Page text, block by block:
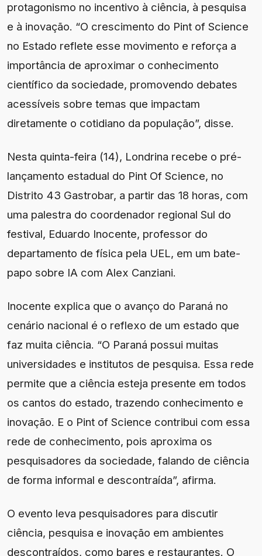
protagonismo no incentivo à ciência, à pesquisa
e à inovação. “O crescimento do Pint of Science
no Estado reflete esse movimento e reforça a
importância de aproximar o conhecimento
científico da sociedade, promovendo debates
acessíveis sobre temas que impactam
diretamente o cotidiano da população”, disse.
Nesta quinta-feira (14), Londrina recebe o pré-
lançamento estadual do Pint Of Science, no
Distrito 43 Gastrobar, a partir das 18 horas, com
uma palestra do coordenador regional Sul do
festival, Eduardo Inocente, professor do
departamento de física pela UEL, em um bate-
papo sobre IA com Alex Canziani.
Inocente explica que o avanço do Paraná no
cenário nacional é o reflexo de um estado que
faz muita ciência. “O Paraná possui muitas
universidades e institutos de pesquisa. Essa rede
permite que a ciência esteja presente em todos
os cantos do estado, trazendo conhecimento e
inovação. E o Pint of Science contribui com essa
rede de conhecimento, pois aproxima os
pesquisadores da sociedade, falando de ciência
de forma informal e descontraída”, afirma.
O evento leva pesquisadores para discutir
ciência, pesquisa e inovação em ambientes
descontraídos, como bares e restaurantes. O